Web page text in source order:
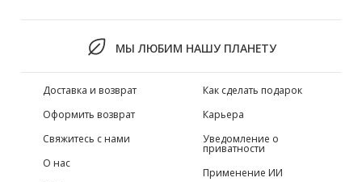
МЫ ЛЮБИМ НАШУ ПЛАНЕТУ
Доставка и возврат
Оформить возврат
Свяжитесь с нами
О нас
Как сделать подарок
Карьера
Уведомление о
приватности
Применение ИИ